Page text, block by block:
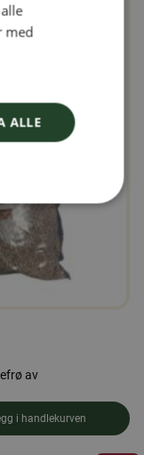
av
i handlekurven
med
ALLE